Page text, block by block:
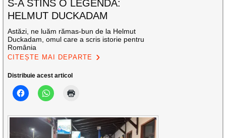
S-A STINS O LEGENDĂ:
HELMUT DUCKADAM
Astăzi, ne luăm rămas-bun de la Helmut
Duckadam, omul care a scris istorie pentru
România
CITEȘTE MAI DEPARTE
Distribuie acest articol